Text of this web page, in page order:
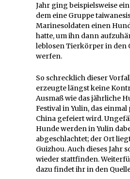
Jahr ging beispielsweise
dem eine Gruppe
Marinesoldaten einen
hatte, um ihn dann
leblosen Tierkörper in den
werfen.
So schrecklich dieser
erzeugte längst keine
Ausmaß wie das jährliche
Festival in Yulin, das einmal
China gefeiert wird.
Hunde werden in Yulin
abgeschlachtet; der Ort
Guizhou. Auch dieses Jahr
wieder stattfinden.
dazu findet ihr in den